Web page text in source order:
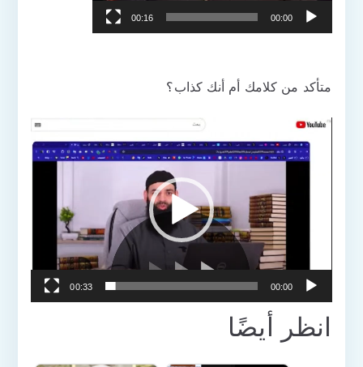
00:00
00:16
متأكد من كلامك أم أنك كذاب؟
مشغل
الفيديو
00:00
00:33
انظر أيضًا